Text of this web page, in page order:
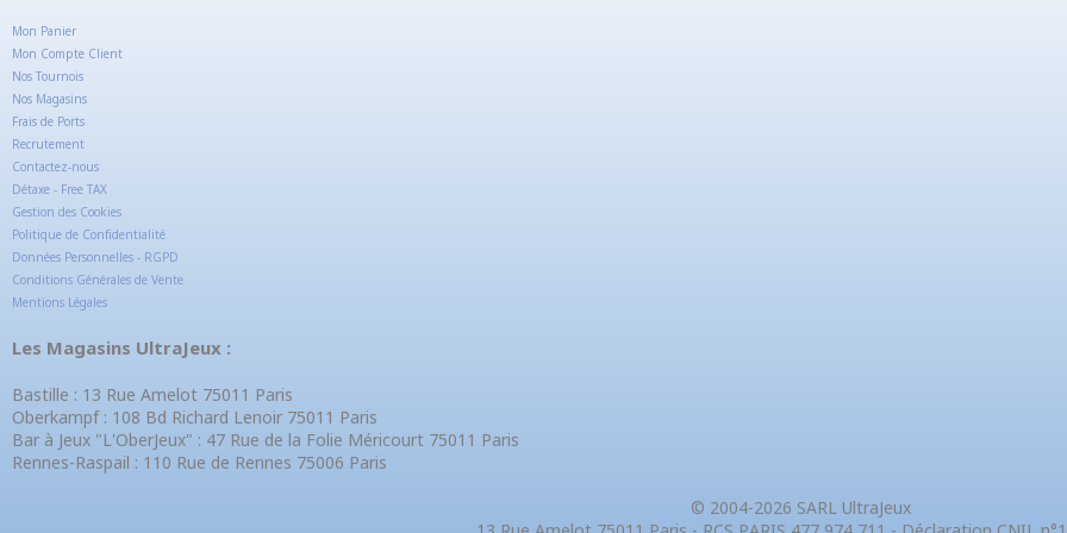
Mon Panier
Mon Compte Client
Nos Tournois
Nos Magasins
Frais de Ports
Recrutement
Contactez-nous
Détaxe - Free TAX
Gestion des Cookies
Politique de Confidentialité
Données Personnelles - RGPD
Conditions Générales de Vente
Mentions Légales
Les Magasins UltraJeux :
Bastille : 13 Rue Amelot 75011 Paris
Oberkampf : 108 Bd Richard Lenoir 75011 Paris
Bar à Jeux "L'OberJeux" : 47 Rue de la Folie Méricourt 75011 Paris
Rennes-Raspail : 110 Rue de Rennes 75006 Paris
© 2004-2026 SARL UltraJeux